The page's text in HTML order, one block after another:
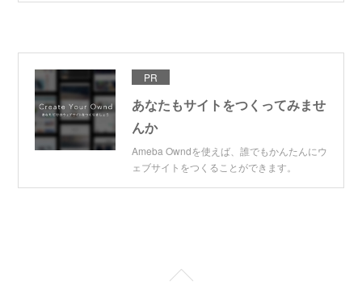
PR
あなたもサイトをつくってみませ
んか
Ameba Owndを使えば、誰でもかんたんにウ
ェブサイトをつくることができます。